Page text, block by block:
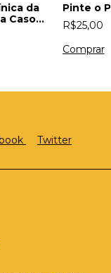
da
Caso
Pinte o
R$25,00
Twitter